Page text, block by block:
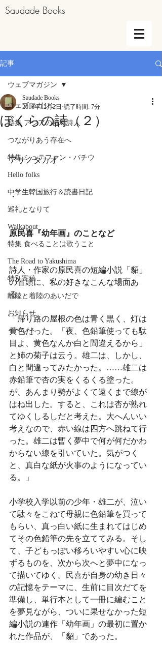
Saudade Books
記事
ウェブマガジン
特集 アジアの群島詩人
つながりあう存在へ
特集 シュテファン・バチウ
Hello folks
中学生韓国旅行＆読書日記
巡礼となりて
Walkabout
特集 食べることは歌うこと
The Road to Yakushima
特別寄稿
離陸と着陸のあいだで
お知らせ
イベント
ウェブマガジン
ぼくらの詩（２）
Saudade Books
2018年12月2日 読了時間: 7分
アサノタカオ
・
原民喜『幼年画』のことなど
詩人・作家の原民喜の短編小説「貂」
の冒頭に、私の好きなこんな場面あ
る。
「帰り路の屋根の色は青く黒く、灯は
黄色だった。「夜、色鉛筆使っても駄
目よ、黄色なんか白と間違えるから」
と姉の菊子は云う。雄二は、しかし、
白と間違ってみたかった。……雄二は
赤鉛筆で杏の実をくるくる塗った。
が、あんまり勢がよくて遠くまで線が
はね出した。すると、これは杏が熟れ
てゆくしるしだと考えた。大へんいい
考えなので、赤い線は四方へ跳ねて行
った。雄二は暫く夢中で何が何だかわ
からない線を引いていた。気がつく
と、真白な紙が火事のようになってい
る。」
小学校入学以前の少年・雄二が、泣い
て駄々をこねて母親に色鉛筆を買って
もらい、真っ白い紙に生まれてはじめ
てその色鉛筆の先を立ててみる。そし
て、子どもっぽい移ろいやすい心に映
ずるものを、次から次へと夢中になっ
て描いてゆく。民喜が自身の幼き日々
の記憶をテーマに、生前に目次だてを
準備し、単行本として一冊に編むこと
を夢見ながら、ついに果せなかった短
編小説の連作「幼年画」の最初に置か
れた作品が、「貂」であった。